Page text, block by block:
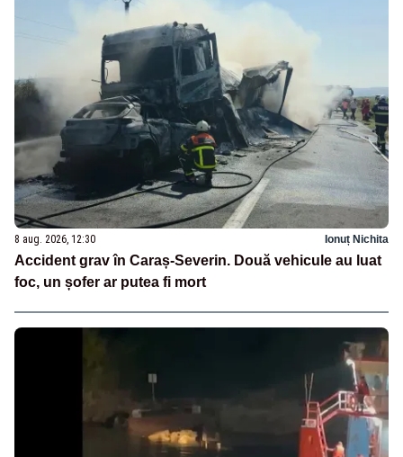
8 aug. 2026, 12:30 Ionuț Nichita
Accident grav în Caraș-Severin. Două vehicule au luat
foc, un șofer ar putea fi mort